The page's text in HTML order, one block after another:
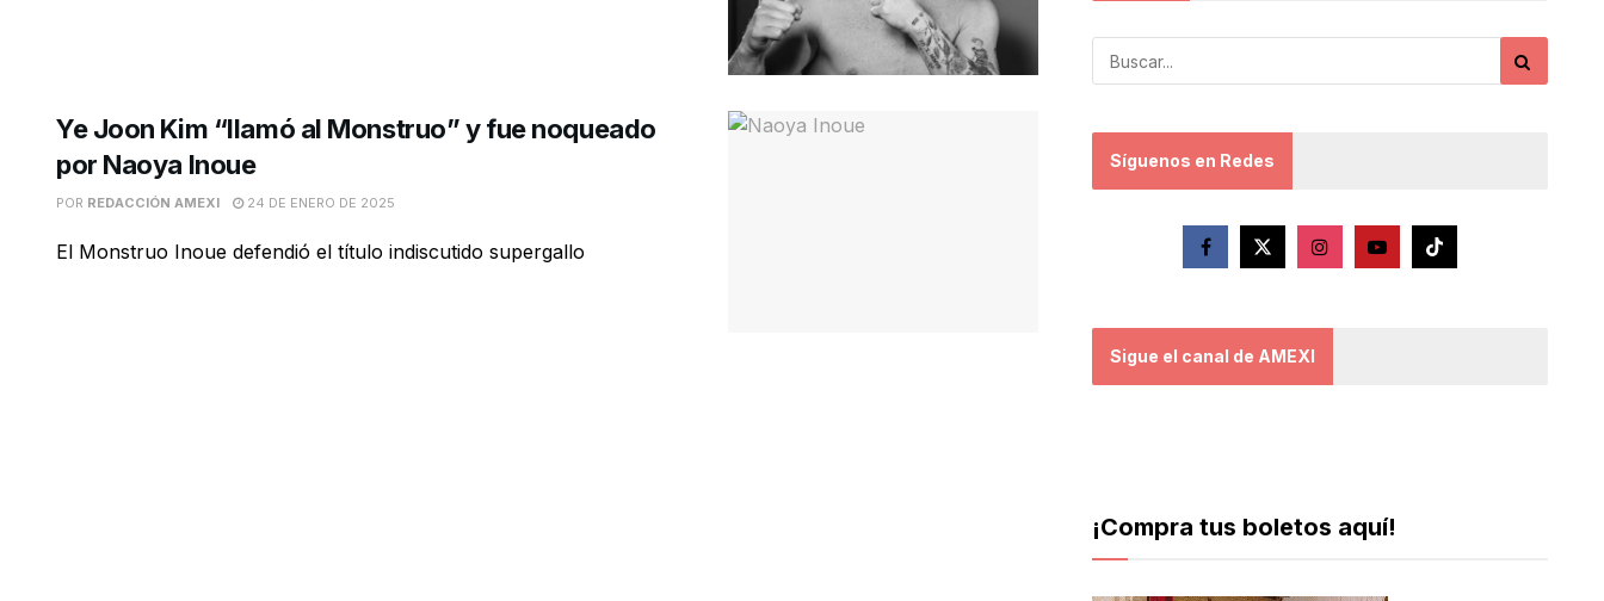
Ye Joon Kim “llamó al Monstruo” y fue noqueado
por Naoya Inoue
POR REDACCIÓN AMEXI 24 DE ENERO DE 2025
El Monstruo Inoue defendió el título indiscutido supergallo
Síguenos en Redes
Sigue el canal de AMEXI
¡Compra tus boletos aquí!